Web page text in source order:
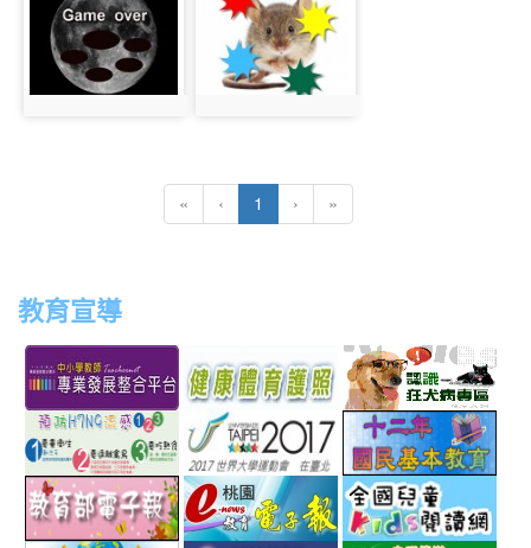
320
322
« ‹ 1 (current)
› »
教育宣導
to
http://teachernet.moe.edu.tw/MAIN/index.aspx
link
to
https://airtw.epa.gov.tw/
link
to
http://
link
link
to
http://www.perdc.ntnu.edu.tw/anti-
flu/catalog.php?
link
http://
link
to
link
to